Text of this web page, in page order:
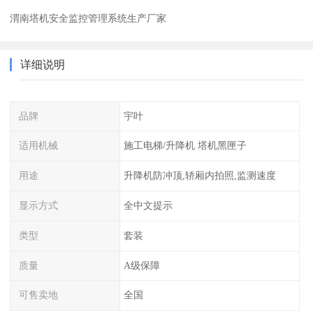
渭南塔机安全监控管理系统生产厂家
详细说明
品牌 宇叶
适用机械 施工电梯/升降机 塔机黑匣子
用途 升降机防冲顶,轿厢内拍照,监测速度
显示方式 全中文提示
类型 套装
质量 A级保障
可售卖地 全国